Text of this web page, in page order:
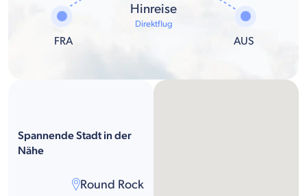
FRA
Hinreise
Direktflug
AUS
Spannende Stadt in der
Nähe
Round Rock